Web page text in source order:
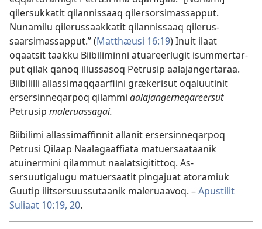
qilersuk­katit qilan­nis­saaq qilersorsimas­sap­put.
Nunamilu qilerus­saak­katit qilan­nis­saaq qilerus­
saarsimas­sap­put.” (Mat­thæusi 16:19) Inuit ilaat
oqaatsit taak­ku Biibilimin­ni atuareerlugit isum­mer­tar­
put qilak qanoq ilius­sasoq Petrusip aalajanger­taraa.
Biibilil­li al­las­simaq­qaarfiini grækerisut oqaluutinit
ersersin­neqar­poq qilam­mi aalajangerneqareersut
Petrusip maleruassagai.
Biibilimi al­las­simaf­fin­nit al­lanit ersersin­neqar­poq
Petrusi Qilaap Naalagaaf­fiata matuersaataanik
atuinermini qilam­mut naalatsigitit­toq. As­
sersuutigalugu matuersaatit pingajuat atoramiuk
Guutip ilitsersuus­sutaanik maleruaavoq. –Apustilit
Suliaat 10:19, 20.